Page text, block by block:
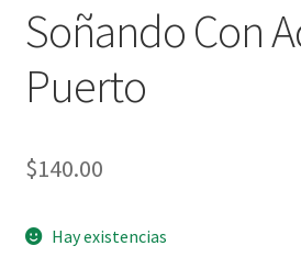
Soñando Con
Puerto
$140.00
Hay existencias